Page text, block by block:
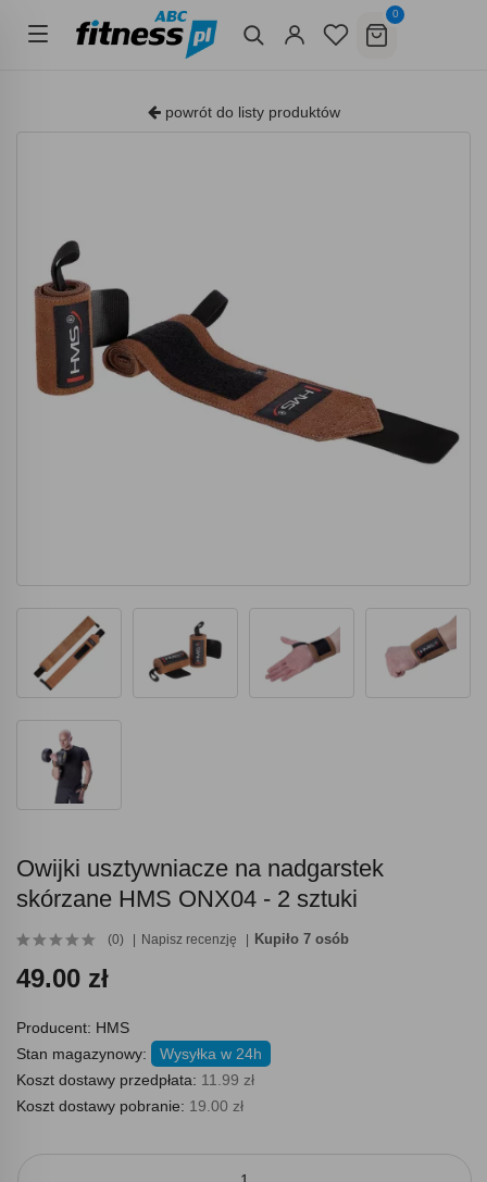
0
powrót do listy produktów
Owijki usztywniacze na nadgarstek
skórzane HMS ONX04 - 2 sztuki
(0) Napisz recenzję Kupiło 7 osób
49.00 zł
Producent: HMS
Stan magazynowy:
Wysyłka w 24h
Koszt dostawy przedpłata: 11.99 zł
Koszt dostawy pobranie: 19.00 zł